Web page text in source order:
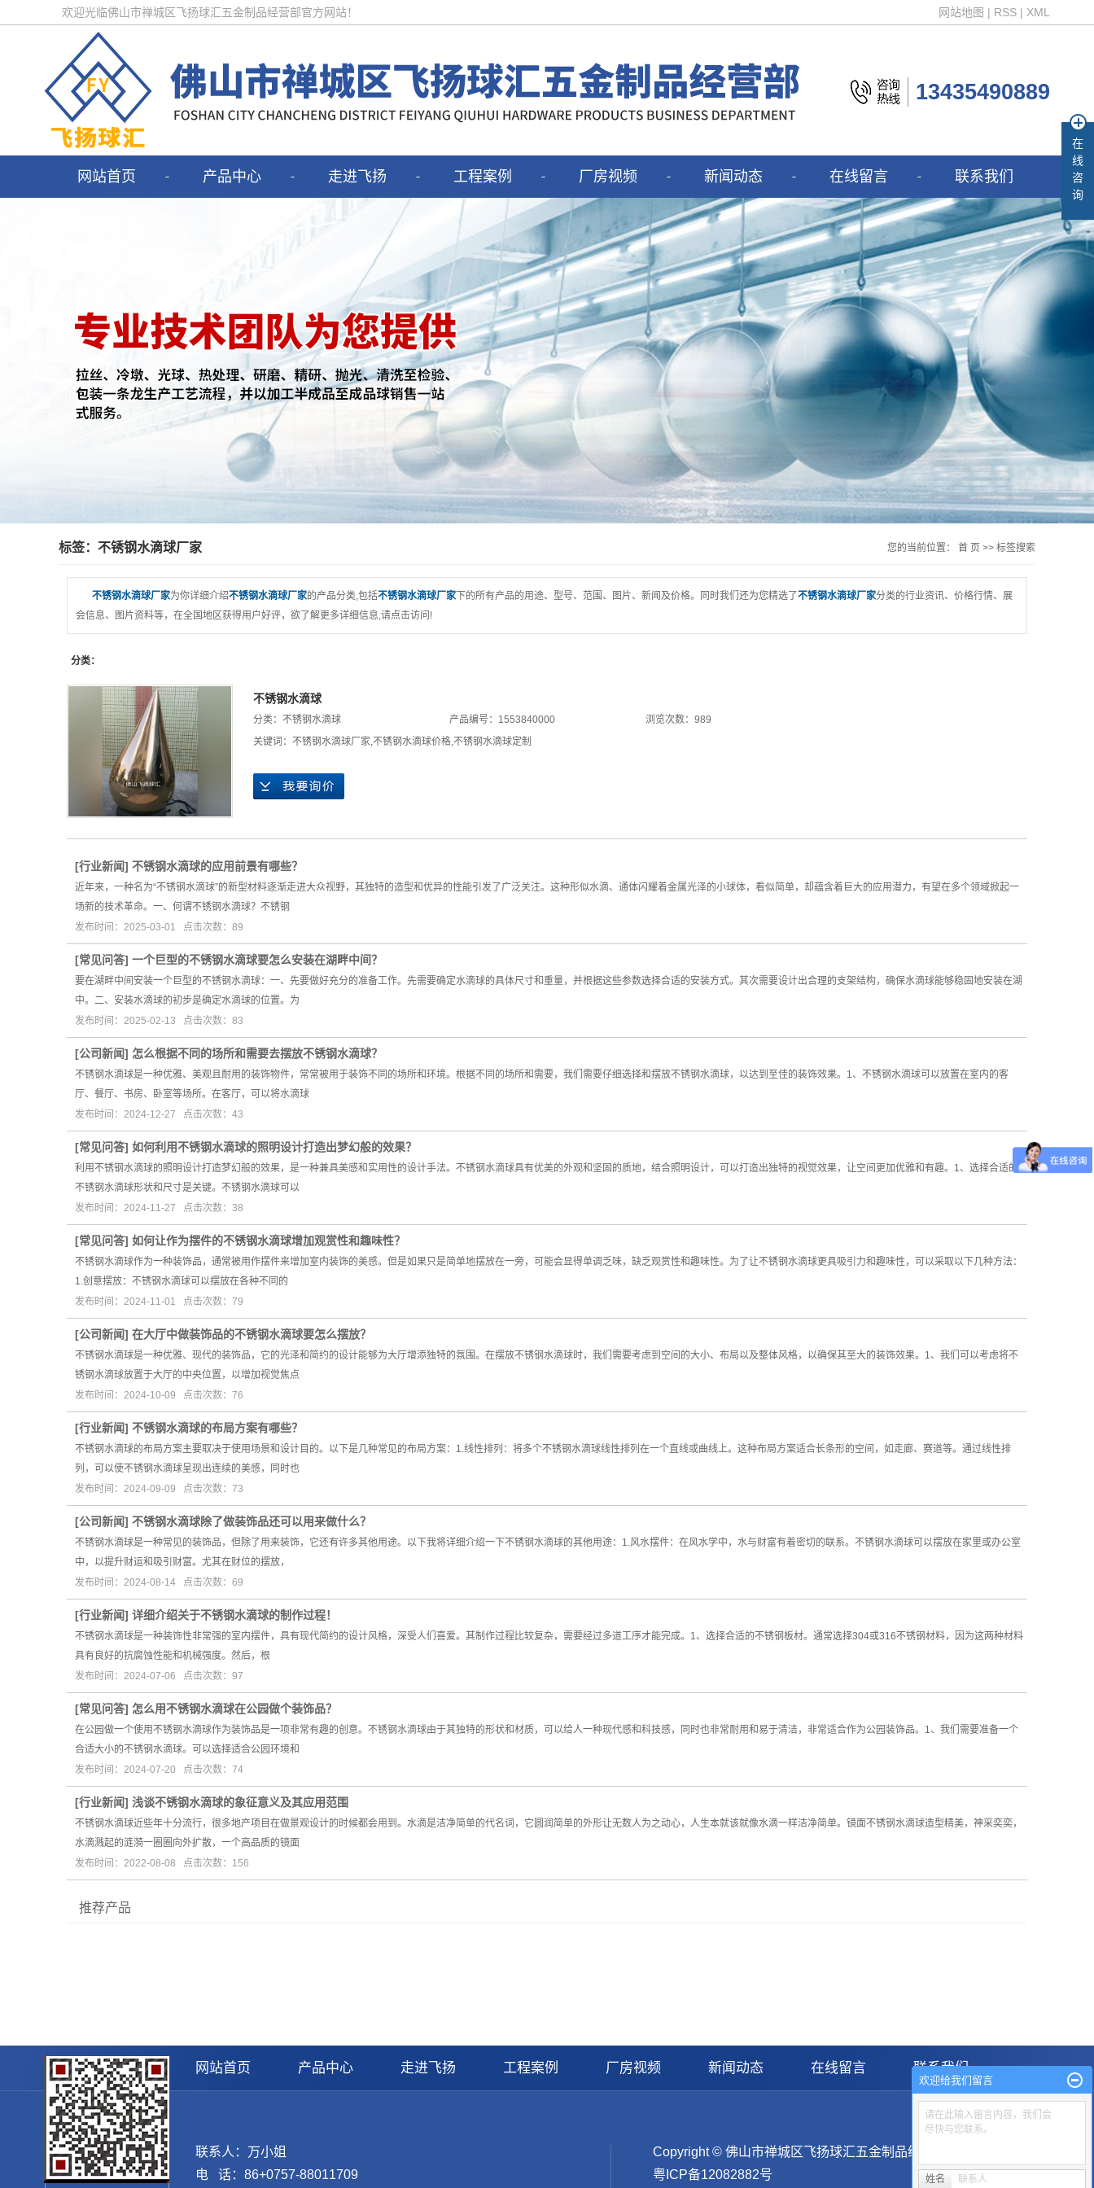
欢迎光临佛山市禅城区飞扬球汇五金制品经营部官方网站！ 网站地图 | RSS | XML
13435490889
网站首页 产品中心
不锈钢彩色球
不锈钢网架球
不锈钢浮球
不锈钢攻牙球
不锈钢钢珠
加厚水压球
不锈钢实心球
不锈钢空心球
不锈钢镂空球
不锈钢水滴球
走进飞扬 工程案例
工程案例
厂房视频 新闻动态
公司新闻
行业新闻
常见问答
在线留言 联系我们
标签：不锈钢水滴球厂家 您的当前位置： 首 页 >> 标签搜索
不锈钢水滴球厂家为你详细介绍不锈钢水滴球厂家的产品分类,包括不锈钢水滴球厂家 下的所有产品的用途、型号、范围、图片、新闻及价格。同时我们还为您精选了不锈钢水滴球厂家分类的行业资讯、价格行情、展
会信息、图片资料等，在全国地区获得用户好评，欲了解更多详细信息,请点击访问!
分类：
不锈钢水滴球
分类： 不锈钢水滴球 产品编号：1553840000
浏览次数：989
关键词： 不锈钢水滴球厂家,不锈钢水滴球价格,不锈钢水滴球定制
[行业新闻] 不锈钢水滴球的应用前景有哪些？
近年来，一种名为“不锈钢水滴球”的新型材料逐渐走进大众视野，其独特的造型和优异的性能引发了广泛关注。这种形似水滴、通体闪耀着金属光泽的小球体，看似简单，却蕴含着巨大的应用潜力，有望在多个领域掀起一
场新的技术革命。一、何谓不锈钢水滴球？不锈钢
发布时间：2025-03-01 点击次数：89
[常见问答] 一个巨型的不锈钢水滴球要怎么安装在湖畔中间？
要在湖畔中间安装一个巨型的不锈钢水滴球：一、先要做好充分的准备工作。先需要确定水滴球的具体尺寸和重量，并根据这些参数选择合适的安装方式。其次需要设计出合理的支架结构，确保水滴球能够稳固地安装在湖
中。二、安装水滴球的初步是确定水滴球的位置。为
发布时间：2025-02-13 点击次数：83
[公司新闻] 怎么根据不同的场所和需要去摆放不锈钢水滴球？
不锈钢水滴球是一种优雅、美观且耐用的装饰物件，常常被用于装饰不同的场所和环境。根据不同的场所和需要，我们需要仔细选择和摆放不锈钢水滴球，以达到至佳的装饰效果。1、不锈钢水滴球可以放置在室内的客
厅、餐厅、书房、卧室等场所。在客厅，可以将水滴球
发布时间：2024-12-27 点击次数：43
[常见问答] 如何利用不锈钢水滴球的照明设计打造出梦幻般的效果？
利用不锈钢水滴球的照明设计打造梦幻般的效果，是一种兼具美感和实用性的设计手法。不锈钢水滴球具有优美的外观和坚固的质地，结合照明设计，可以打造出独特的视觉效果，让空间更加优雅和有趣。1、选择合适的
不锈钢水滴球形状和尺寸是关键。不锈钢水滴球可以
发布时间：2024-11-27 点击次数：38
[常见问答] 如何让作为摆件的不锈钢水滴球增加观赏性和趣味性？
不锈钢水滴球作为一种装饰品，通常被用作摆件来增加室内装饰的美感。但是如果只是简单地摆放在一旁，可能会显得单调乏味，缺乏观赏性和趣味性。为了让不锈钢水滴球更具吸引力和趣味性，可以采取以下几种方法：
1.创意摆放：不锈钢水滴球可以摆放在各种不同的
发布时间：2024-11-01 点击次数：79
[公司新闻] 在大厅中做装饰品的不锈钢水滴球要怎么摆放？
不锈钢水滴球是一种优雅、现代的装饰品，它的光泽和简约的设计能够为大厅增添独特的氛围。在摆放不锈钢水滴球时，我们需要考虑到空间的大小、布局以及整体风格，以确保其至大的装饰效果。1、我们可以考虑将不
锈钢水滴球放置于大厅的中央位置，以增加视觉焦点
发布时间：2024-10-09 点击次数：76
[行业新闻] 不锈钢水滴球的布局方案有哪些？
不锈钢水滴球的布局方案主要取决于使用场景和设计目的。以下是几种常见的布局方案：1.线性排列：将多个不锈钢水滴球线性排列在一个直线或曲线上。这种布局方案适合长条形的空间，如走廊、赛道等。通过线性排
列，可以使不锈钢水滴球呈现出连续的美感，同时也
发布时间：2024-09-09 点击次数：73
[公司新闻] 不锈钢水滴球除了做装饰品还可以用来做什么？
不锈钢水滴球是一种常见的装饰品，但除了用来装饰，它还有许多其他用途。以下我将详细介绍一下不锈钢水滴球的其他用途：1.风水摆件：在风水学中，水与财富有着密切的联系。不锈钢水滴球可以摆放在家里或办公室
中，以提升财运和吸引财富。尤其在财位的摆放，
发布时间：2024-08-14 点击次数：69
[行业新闻] 详细介绍关于不锈钢水滴球的制作过程！
不锈钢水滴球是一种装饰性非常强的室内摆件，具有现代简约的设计风格，深受人们喜爱。其制作过程比较复杂，需要经过多道工序才能完成。1、选择合适的不锈钢板材。通常选择304或316不锈钢材料，因为这两种材料
具有良好的抗腐蚀性能和机械强度。然后，根
发布时间：2024-07-06 点击次数：97
[常见问答] 怎么用不锈钢水滴球在公园做个装饰品？
在公园做一个使用不锈钢水滴球作为装饰品是一项非常有趣的创意。不锈钢水滴球由于其独特的形状和材质，可以给人一种现代感和科技感，同时也非常耐用和易于清洁，非常适合作为公园装饰品。1、我们需要准备一个
合适大小的不锈钢水滴球。可以选择适合公园环境和
发布时间：2024-07-20 点击次数：74
[行业新闻] 浅谈不锈钢水滴球的象征意义及其应用范围
不锈钢水滴球近些年十分流行，很多地产项目在做景观设计的时候都会用到。水滴是洁净简单的代名词，它圆润简单的外形让无数人为之动心，人生本就该就像水滴一样洁净简单。镜面不锈钢水滴球造型精美，神采奕奕，
水滴溅起的涟漪一圈圈向外扩散，一个高品质的镜面
发布时间：2022-08-08 点击次数：156
推荐产品
网站首页 产品中心 走进飞扬 工程案例 厂房视频 新闻动态 在线留言 联系我们
联系人：万小姐
电 话：86+0757-88011709
Copyright © 佛山市禅城区飞扬球汇五金制品经营部
粤ICP备12082882号
在
线
咨
询
欢迎给我们留言
请在此输入留言内容，我们会
尽快与您联系。
姓名 联系人